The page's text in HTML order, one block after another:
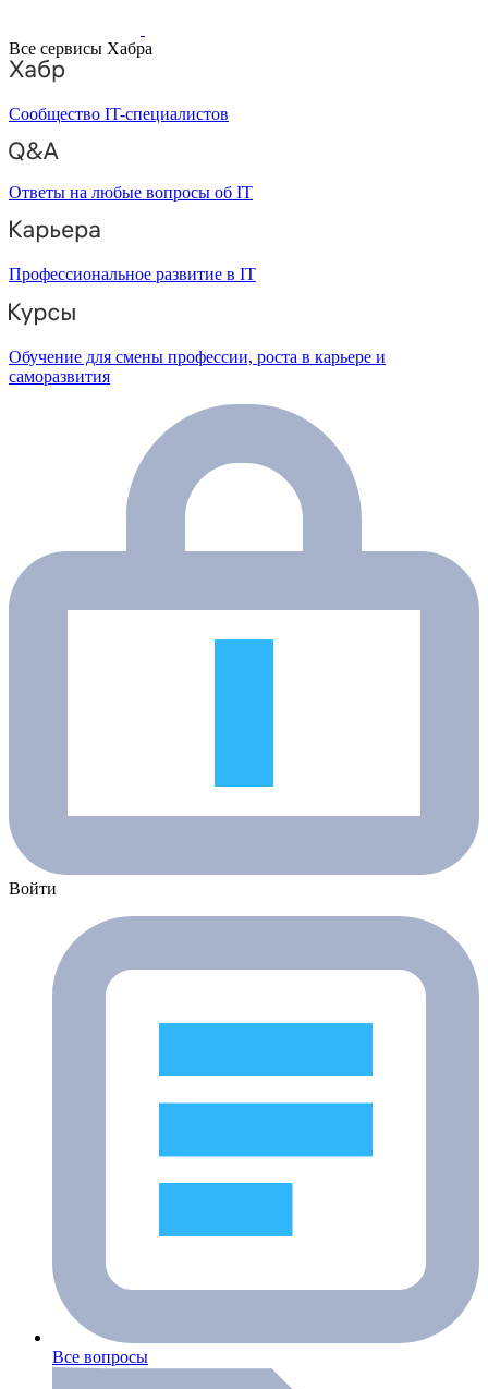
Все сервисы Хабра
Сообщество IT-специалистов
Ответы на любые вопросы об IT
Профессиональное развитие в IT
Обучение для смены профессии, роста в карьере и
саморазвития
Войти
Все вопросы